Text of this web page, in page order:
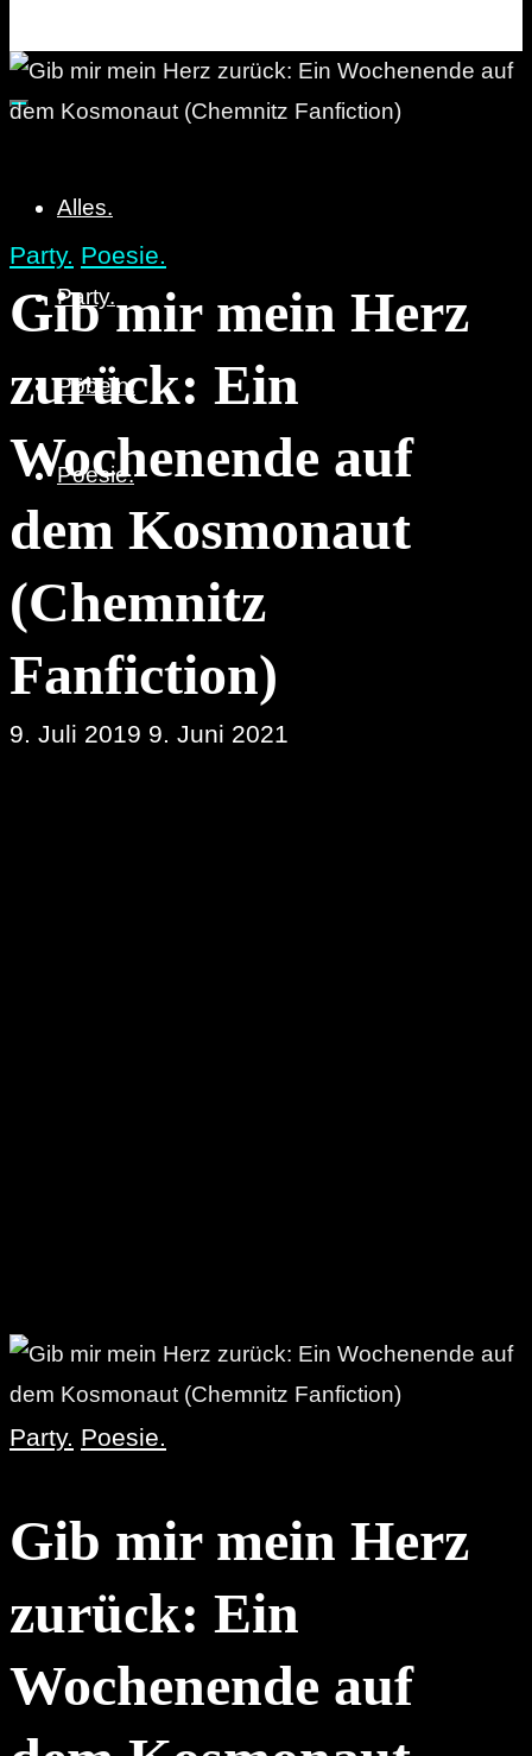
Alles.
Party.
Pöbeln.
Poesie.
Party. Poesie.
Gib mir mein Herz
zurück: Ein
Wochenende auf
dem Kosmonaut
(Chemnitz
Fanfiction)
9. Juli 2019 9. Juni 2021
Party. Poesie.
Gib mir mein Herz
zurück: Ein
Wochenende auf